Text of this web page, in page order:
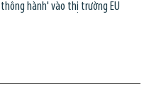
thông hành' vào thị trường EU